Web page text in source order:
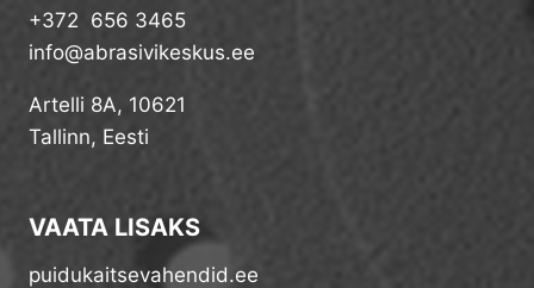
+372 656 3465
info@abrasivikeskus.ee
Artelli 8A, 10621
Tallinn, Eesti
VAATA LISAKS
puidukaitsevahendid.ee